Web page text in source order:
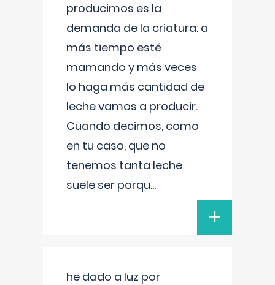
producimos es la
demanda de la criatura: a
más tiempo esté
mamando y más veces
lo haga más cantidad de
leche vamos a producir.
Cuando decimos, como
en tu caso, que no
tenemos tanta leche
suele ser porqu...
+
he dado a luz por